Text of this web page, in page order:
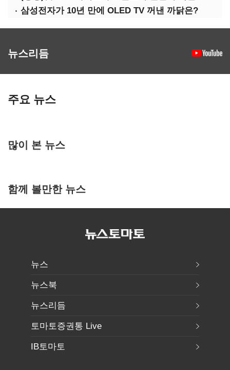
삼성전자가 10년 만에 OLED TV 꺼낸 까닭은?
뉴스리듬
주요 뉴스
많이 본 뉴스
함께 볼만한 뉴스
뉴스
뉴스북
뉴스리듬
토마토증권통 Live
IB토마토